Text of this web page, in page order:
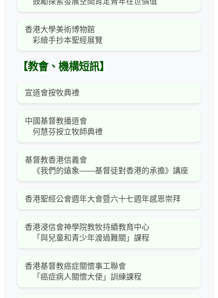
香港大學美術博物館
彩繪手抄本聖經展覽
【教會、機構短訊】
宣道會按牧典禮
中國基督教播道會
何慧芬按立牧師典禮
基督教香港信義會
《我們的遠象――基督徒對香港的承擔》講座
香港聖經公會週年大會暨六十七週年感恩崇拜
香港浸信會神學院教牧持續教育中心
「與兒童和青少年渡過難關」課程
香港基督教癌症關懷事工聯會
「癌症病人關懷大使」訓練課程